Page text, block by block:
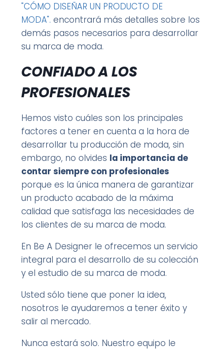
"CÓMO DISEÑAR UN PRODUCTO DE
MODA". encontrará más detalles sobre los
demás pasos necesarios para desarrollar
su marca de moda.
CONFIADO A LOS
PROFESIONALES
Hemos visto cuáles son los principales
factores a tener en cuenta a la hora de
desarrollar tu producción de moda, sin
embargo, no olvides la importancia de
contar siempre con profesionales
porque es la única manera de garantizar
un producto acabado de la máxima
calidad que satisfaga las necesidades de
los clientes de su marca de moda.
En Be A Designer le ofrecemos un servicio
integral para el desarrollo de su colección
y el estudio de su marca de moda.
Usted sólo tiene que poner la idea,
nosotros le ayudaremos a tener éxito y
salir al mercado.
Nunca estará solo. Nuestro equipo le